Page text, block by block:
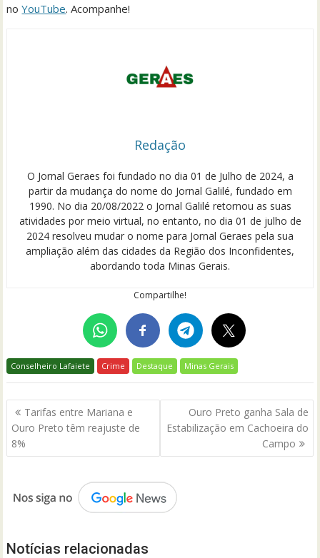
noYouTube. Acompanhe!
Redação
O Jornal Geraes foi fundado no dia 01 de Julho de 2024, a
partir da mudança do nome do Jornal Galilé, fundado em
1990. No dia 20/08/2022 o Jornal Galilé retornou as suas
atividades por meio virtual, no entanto, no dia 01 de julho de
2024 resolveu mudar o nome para Jornal Geraes pela sua
ampliação além das cidades da Região dos Inconfidentes,
abordando toda Minas Gerais.
Compartilhe!
Conselheiro Lafaiete Crime Destaque Minas Gerais
Navegação
de
Post
Tarifas entre Mariana e
Ouro Preto têm reajuste de
8%
Ouro Preto ganha Sala de
Estabilização em Cachoeira do
Campo
Notícias relacionadas